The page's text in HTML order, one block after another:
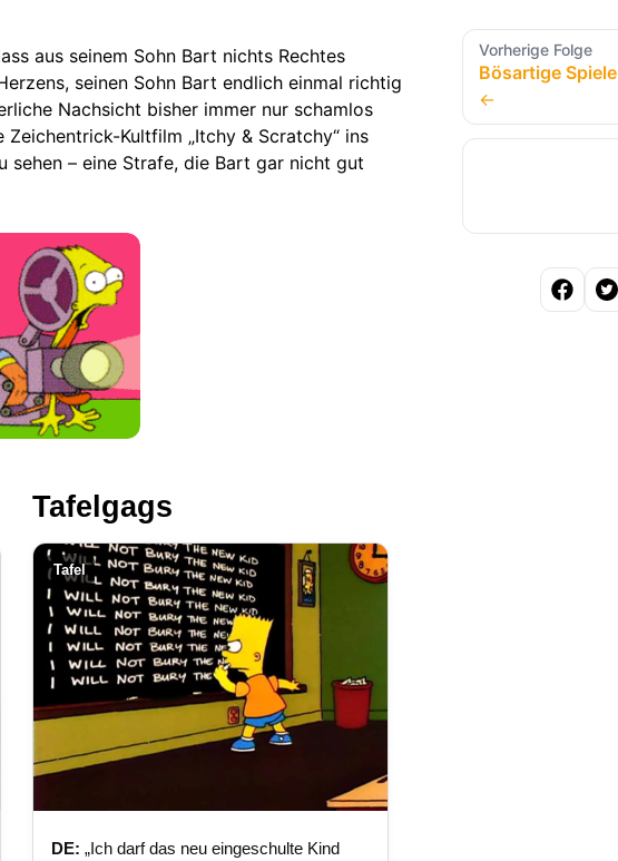
aus seinem Sohn Bart nichts Rechtes
seinen Sohn Bart endlich einmal richtig
Nachsicht bisher immer nur schamlos
Kultfilm „Itchy & Scratchy“ ins
– eine Strafe, die Bart gar nicht gut
Tafelgags
Tafel
DE: „Ich darf das neu eingeschulte Kind
Vorherige Folge
Bösartige Spiele
←